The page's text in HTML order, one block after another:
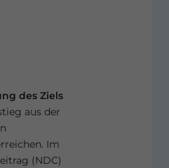
des Ziels
aus der
Im
(NDC)